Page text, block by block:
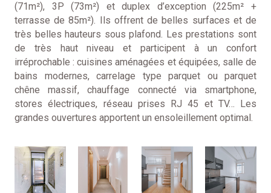
(71m²), 3P (73m²) et duplex d’exception (225m² +
terrasse de 85m²). Ils offrent de belles surfaces et de
très belles hauteurs sous plafond. Les prestations sont
de très haut niveau et participent à un confort
irréprochable : cuisines aménagées et équipées, salle de
bains modernes, carrelage type parquet ou parquet
chêne massif, chauffage connecté via smartphone,
stores électriques, réseau prises RJ 45 et TV… Les
grandes ouvertures apportent un ensoleillement optimal.